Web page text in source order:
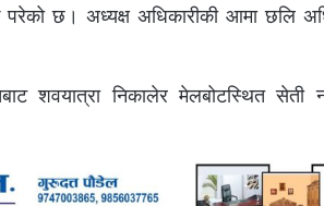
परेको छ। अध्यक्ष अधिकारीकी आमा छलि
शवयात्रा निकालेर मेलबोटस्थित सेती